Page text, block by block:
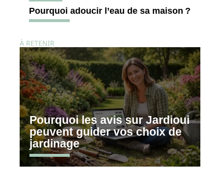
Pourquoi adoucir l’eau de sa maison ?
À RETENIR
Pourquoi les avis sur Jardioui
peuvent guider vos choix de
jardinage